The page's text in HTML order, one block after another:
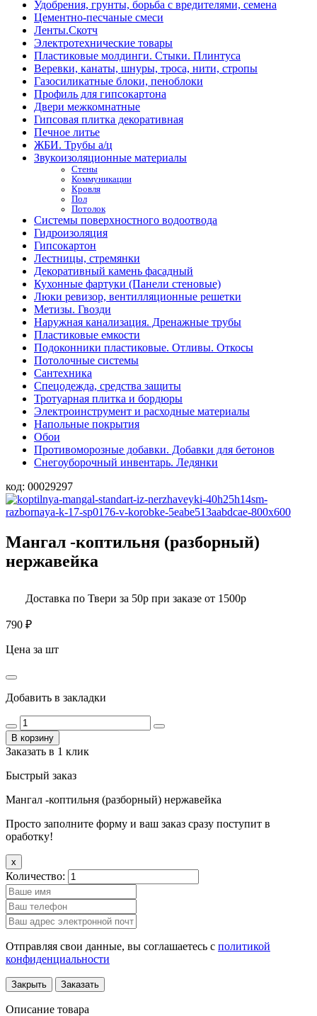
Удобрения, грунты, борьба с вредителями, семена
Цементно-песчаные смеси
Ленты.Скотч
Электротехнические товары
Пластиковые молдинги. Стыки. Плинтуса
Веревки, канаты, шнуры, троса, нити, стропы
Газосиликатные блоки, пеноблоки
Профиль для гипсокартона
Двери межкомнатные
Гипсовая плитка декоративная
Печное литье
ЖБИ. Трубы а/ц
Звукоизоляционные материалы
Стены
Коммуникации
Кровля
Пол
Потолок
Системы поверхностного водоотвода
Гидроизоляция
Гипсокартон
Лестницы, стремянки
Декоративный камень фасадный
Кухонные фартуки (Панели стеновые)
Люки ревизор, вентилляционные решетки
Метизы. Гвозди
Наружная канализация. Дренажные трубы
Пластиковые емкости
Подоконники пластиковые. Отливы. Откосы
Потолочные системы
Сантехника
Спецодежда, средства защиты
Тротуарная плитка и бордюры
Электроинструмент и расходные материалы
Напольные покрытия
Обои
Противоморозные добавки. Добавки для бетонов
Снегоуборочный инвентарь. Ледянки
код: 00029297
Мангал -коптильня (разборный)
нержавейка
Доставка по Твери за 50р при заказе от 1500р
790 ₽
Цена за шт
Добавить в закладки
В корзину
Заказать в 1 клик
Быстрый заказ
Мангал -коптильня (разборный) нержавейка
Просто заполните форму и ваш заказ сразу поступит в
оработку!
x
Количество:
Отправляя свои данные, вы соглашаетесь с политикой
конфиденциальности
Закрыть Заказать
Описание товара